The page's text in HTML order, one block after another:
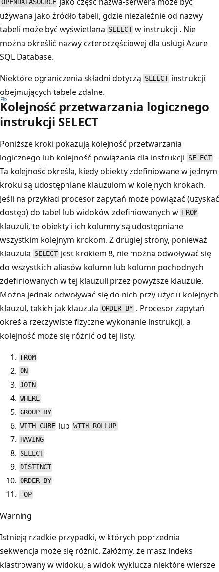
OPENDATASOURCE
używana jako źródło tabeli, gdzie niezależnie od nazwy
tabeli może być wyświetlana SELECT w instrukcji . Nie
można określić nazwy czteroczęściowej dla usługi Azure
SQL Database.
Niektóre ograniczenia składni dotyczą SELECT instrukcji
obejmujących tabele zdalne.
Kolejność przetwarzania logicznego
instrukcji SELECT
Poniższe kroki pokazują kolejność przetwarzania
logicznego lub kolejność powiązania dla instrukcji SELECT .
Ta kolejność określa, kiedy obiekty zdefiniowane w jednym
kroku są udostępniane klauzulom w kolejnych krokach.
Jeśli na przykład procesor zapytań może powiązać (uzyskać
dostęp) do tabel lub widoków zdefiniowanych w FROM
klauzuli, te obiekty i ich kolumny są udostępniane
wszystkim kolejnym krokom. Z drugiej strony, ponieważ
klauzula SELECT jest krokiem 8, nie można odwoływać się
do wszystkich aliasów kolumn lub kolumn pochodnych
zdefiniowanych w tej klauzuli przez powyższe klauzule.
Można jednak odwoływać się do nich przy użyciu kolejnych
klauzul, takich jak klauzula ORDER BY . Procesor zapytań
określa rzeczywiste fizyczne wykonanie instrukcji, a
kolejność może się różnić od tej listy.
FROM
ON
JOIN
WHERE
GROUP BY
WITH CUBE lub WITH ROLLUP
HAVING
SELECT
DISTINCT
ORDER BY
TOP
Warning
Istnieją rzadkie przypadki, w których poprzednia
sekwencja może się różnić. Załóżmy, że masz indeks
klastrowany w widoku, a widok wyklucza niektóre wiersze